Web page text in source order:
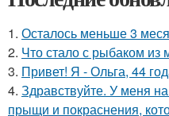
1. Осталось меньше 3
2. Что стало с рыбаком
3. Привет! Я - Ольга, 44
4. Здравствуйте. У меня
прыщи и покраснения,